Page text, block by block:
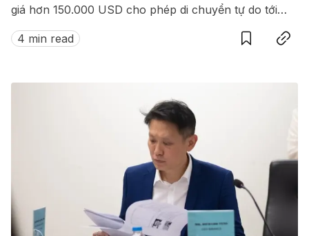
giá hơn 150.000 USD cho phép di chuyển tự do tới
hàng loạt quốc gia không cần visa.
4 min read
SaveCopy link